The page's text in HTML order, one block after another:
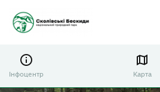
Інфоцентр Карта